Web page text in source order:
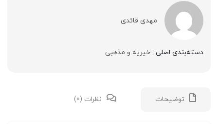
توضیحات نظرات (0)
مهدی قائدی
دسته‌بندی اصلی : خیریه و مذهبی